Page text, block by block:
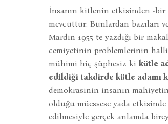
İnsanın kitlenin etkisinden -bir
mevcuttur. Bunlardan bazıları
Mardin 1955 te yazdığı bir
cemiyetinin problemlerinin
mühimi hiç şüphesiz ki kütle
edildiği takdirde kütle adamı
demokrasinin insanın
olduğu müessese yada
edilmesiyle gerçek anlamda